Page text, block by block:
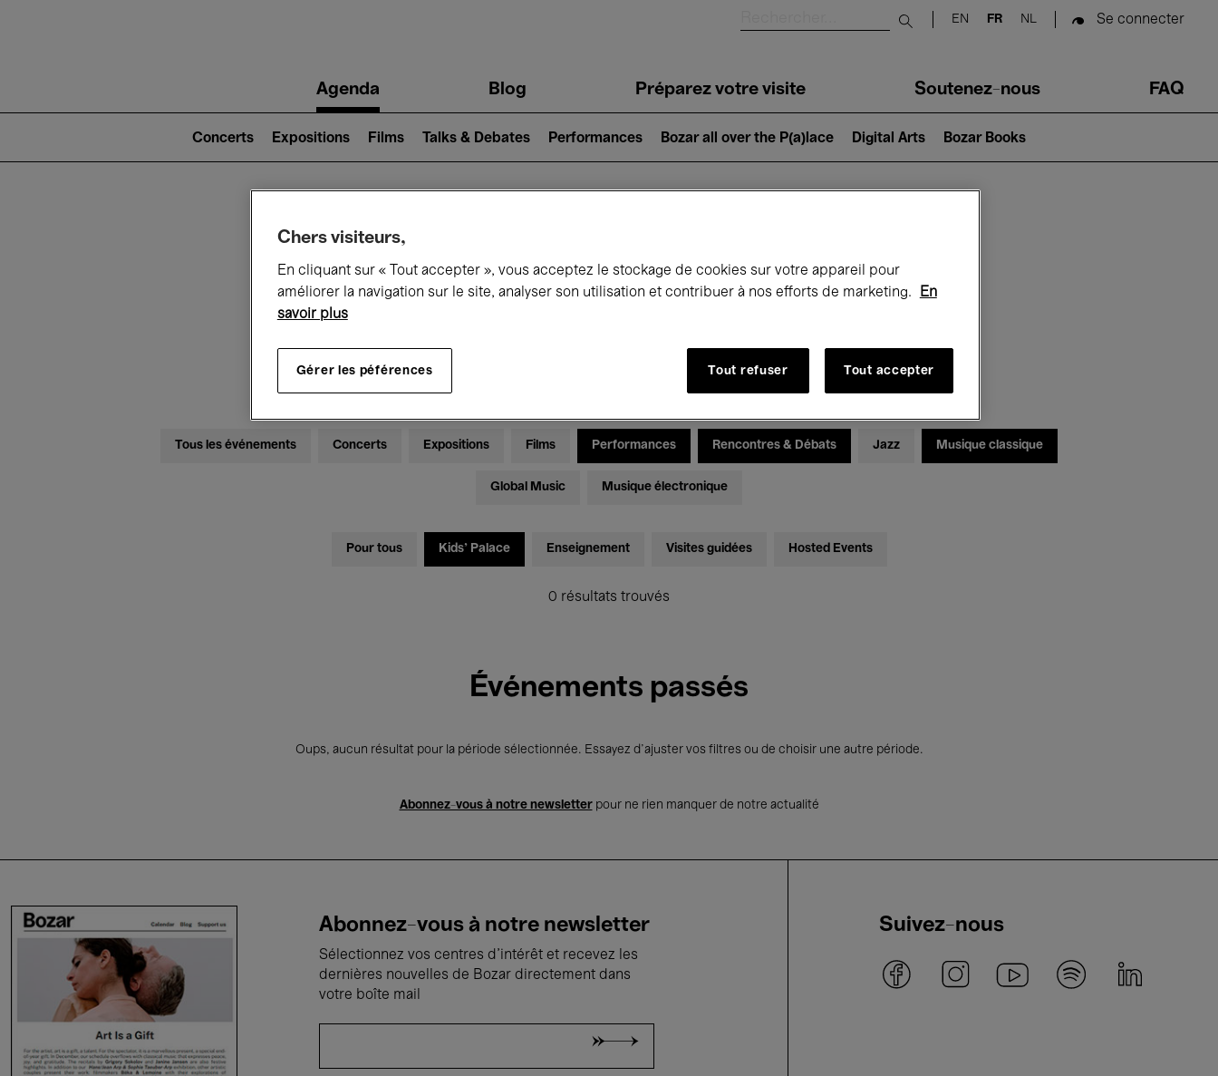
Submit search
EN FR NL Se connecter
navigationAgenda Blog Préparez votre visite Soutenez-nous FAQ
2)
Concerts Expositions Films Talks & Debates Performances Bozar all over the P(a)lace Digital Arts Bozar Books
Ce qui se passe à Bozar
Vendredi 15 - Samedi 23 Mai 2026
Tous les événements Concerts Expositions Films Performances Rencontres & Débats Jazz Musique classique
Global Music Musique électronique
Pour tous Kids’ Palace Enseignement Visites guidées Hosted Events
0 résultats trouvés
Événements passés
Oups, aucun résultat pour la période sélectionnée. Essayez d’ajuster vos filtres ou de choisir une autre période.
Abonnez-vous à notre newsletterpour ne rien manquer de notre actualité
Abonnez-vous à notre newsletter
Sélectionnez vos centres d'intérêt et recevez les
dernières nouvelles de Bozar directement dans
votre boîte mail
Suivez-nous
Chers visiteurs,
En cliquant sur « Tout accepter », vous acceptez le stockage de cookies sur votre appareil pour
améliorer la navigation sur le site, analyser son utilisation et contribuer à nos efforts de marketing.
En
savoir plus
Gérer les péférences Tout refuser Tout accepter